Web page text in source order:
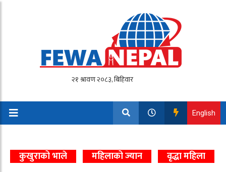
English
कुखुराको भाले महिलाको ज्यान वृद्धा महिला